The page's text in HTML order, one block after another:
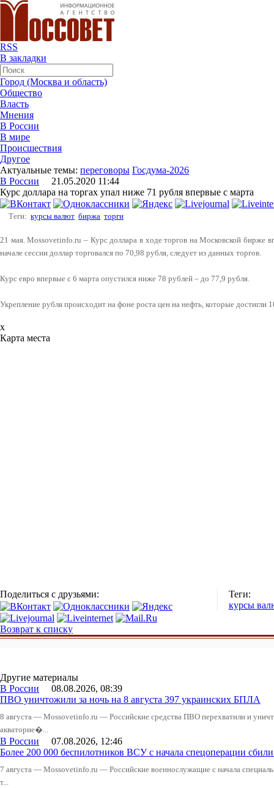
RSS
В закладки
Город (Москва и область)
Общество
Власть
Мнения
В России
В мире
Происшествия
Другое
Актуальные темы: переговоры Госдума-2026
В России 21.05.2020 11:44
Курс доллара на торгах упал ниже 71 рубля впервые с марта
Теги: курсы валют биржа торги
21 мая. Mossovetinfo.ru – Курс доллара в ходе торгов на Московской бирже
начале сессии доллар торговался по 70,98 рубля, следует из данных торгов.
Курс евро впервые с 6 марта опустился ниже 78 рублей – до 77,9 рубля.
Укрепление рубля происходит на фоне роста цен на нефть, которые достигли
x
Карта места
Поделиться с друзьями:
Теги:
курсы
Возврат к списку
Другие материалы
В России 08.08.2026, 08:39
ПВО уничтожили за ночь на 8 августа 397 украинских БПЛА
8 августа — Mossovetinfo.ru — Российские средства ПВО перехватили и
акваторие�...
В России 07.08.2026, 12:46
Более 200 000 беспилотников ВСУ с начала спецоперации
7 августа — Mossovetinfo.ru — Российские военнослужащие с начала
т...